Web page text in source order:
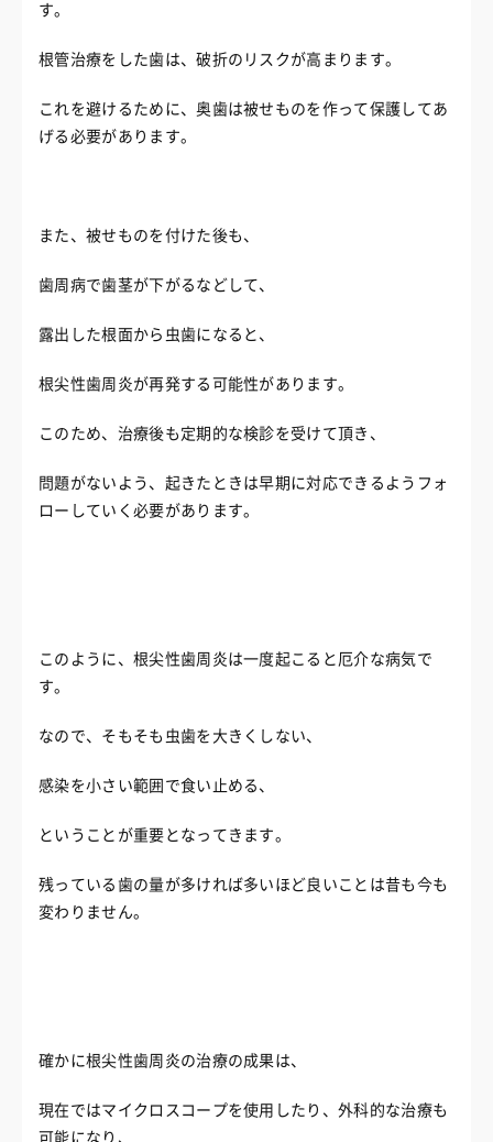
す。
根管治療をした歯は、破折のリスクが高まります。
これを避けるために、奥歯は被せものを作って保護してあ
げる必要があります。
また、被せものを付けた後も、
歯周病で歯茎が下がるなどして、
露出した根面から虫歯になると、
根尖性歯周炎が再発する可能性があります。
このため、治療後も定期的な検診を受けて頂き、
問題がないよう、起きたときは早期に対応できるようフォ
ローしていく必要があります。
このように、根尖性歯周炎は一度起こると厄介な病気で
す。
なので、そもそも虫歯を大きくしない、
感染を小さい範囲で食い止める、
ということが重要となってきます。
残っている歯の量が多ければ多いほど良いことは昔も今も
変わりません。
確かに根尖性歯周炎の治療の成果は、
現在ではマイクロスコープを使用したり、外科的な治療も
可能になり、